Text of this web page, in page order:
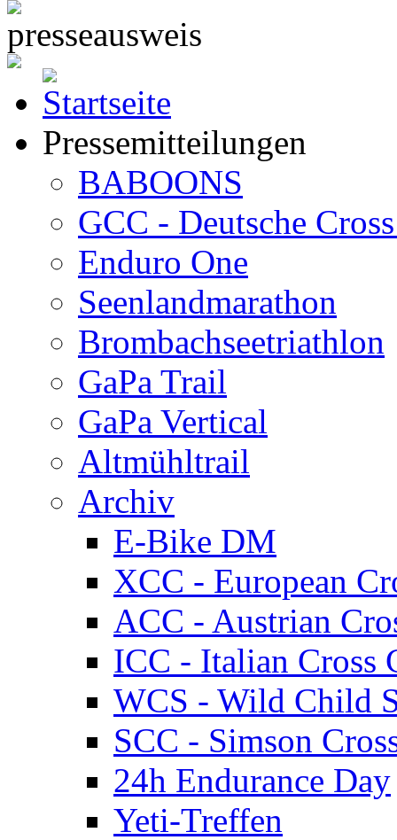
Pressemitteilungen
BABOONS
GCC - Deutsche
Enduro One
Seenlandmarathon
Brombachseetriathlon
GaPa Trail
GaPa Vertical
Altmühltrail
Archiv
E-Bike DM
XCC - European
ACC - Austrian
ICC - Italian Cross
WCS - Wild Child
SCC - Simson
24h Endurance Day
Yeti-Treffen